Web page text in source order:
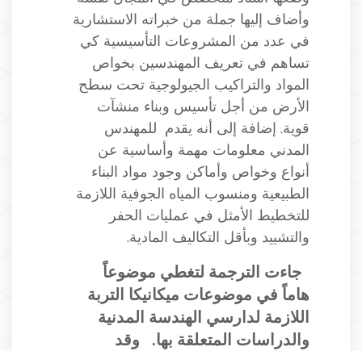
وأضاف إليها جملة من خبراته الاستشارية
في عدد من المشروعات التأسيسية كي
تساهم في تعريف المهندسين بخواص
المواد والتراكيب الجيولوجية تحت سطح
الأرض من أجل تأسيس وبناء منشآت
قوية. إضافة إلى أنه يقدم للمهندس
المدني معلومات مهمة وأساسية عن
أنواع وخواص وأماكن وجود مواد البناء
الطبيعية ومنسوب المياه الجوفية اللازمة
للتخطيط الأمثل في عمليات الحفر
والتشييد وبأقل التكاليف المادية.
جاءت الترجمة لتغطي موضوعاً
هاماً في موضوعات ميكانيكا التربة
اللازمة لدارسي الهندسة المدنية
والدراسات المتعلقة بها.
وقد